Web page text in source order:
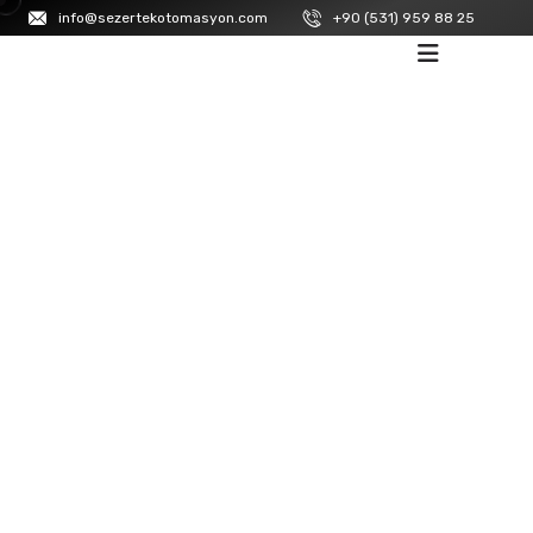
info@sezertekotomasyon.com +90 (531) 959 88 25